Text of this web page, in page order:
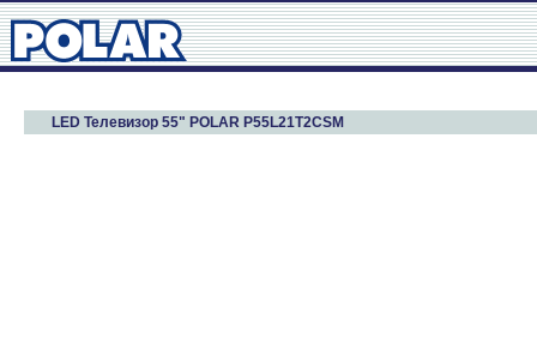
LED Телевизор 55" POLAR P55L21T2CSM